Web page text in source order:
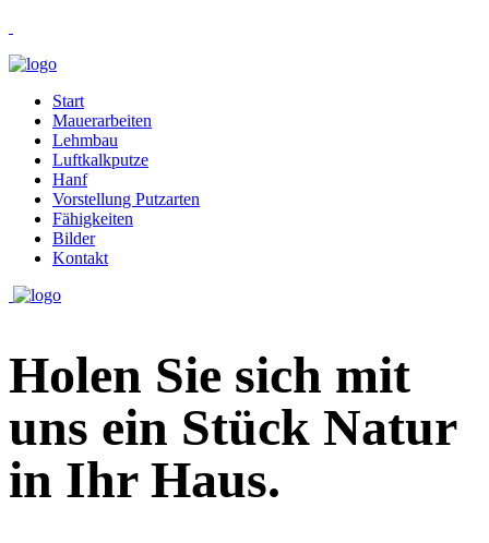
Start
Mauerarbeiten
Lehmbau
Luftkalkputze
Hanf
Vorstellung Putzarten
Fähigkeiten
Bilder
Kontakt
Holen Sie sich mit
uns ein Stück Natur
in Ihr Haus.